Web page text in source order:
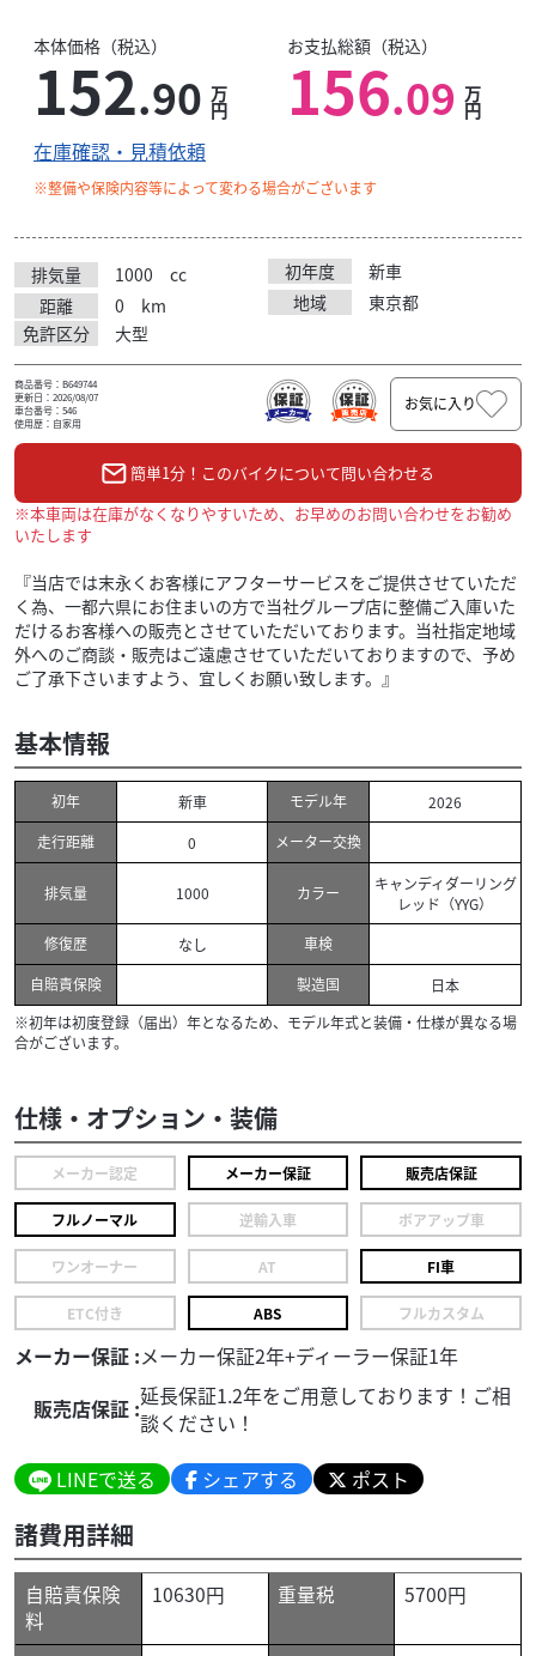
本体価格（税込）
152.90 万
円
お支払総額（税込）
156.09 万
円
在庫確認・見積依頼
※整備や保険内容等によって変わる場合がございます
排気量 1000 cc 初年度
新車
距離
0 km 地域
東京都
免許区分
大型
商品番号：B649744
更新日：2026/08/07
車台番号：546
使用歴：自家用
お気に入り
簡単1分！このバイクについて問い合わせる
※本車両は在庫がなくなりやすいため、お早めのお問い合わせをお勧め
いたします
『当店では末永くお客様にアフターサービスをご提供させていただ
く為、一都六県にお住まいの方で当社グループ店に整備ご入庫いた
だけるお客様への販売とさせていただいております。当社指定地域
外へのご商談・販売はご遠慮させていただいておりますので、予め
ご了承下さいますよう、宜しくお願い致します。』
基本情報
初年 新車 モデル年
2026
走行距離
0 メーター交換
排気量 1000 カラー
キャンディダーリング
レッド（YYG）
修復歴
なし
車検
自賠責保険
製造国
日本
※初年は初度登録（届出）年となるため、モデル年式と装備・仕様が異なる場
合がございます。
仕様・オプション・装備
メーカー認定 メーカー保証 販売店保証
フルノーマル 逆輸入車 ボアアップ車
ワンオーナー AT FI車
ETC付き ABS フルカスタム
メーカー保証 :メーカー保証2年+ディーラー保証1年
販売店保証 :延長保証1.2年をご用意しております！ご相
談ください！
LINEで送る
シェアする ポスト
諸費用詳細
自賠責保険
料
10630円 重量税 5700円